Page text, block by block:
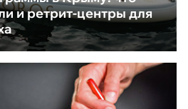
и ретрит-центры для